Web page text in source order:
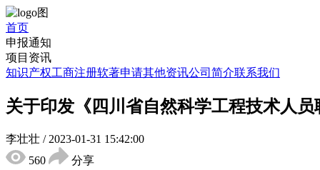
首页
申报通知
项目资讯
知识产权工商注册软著申请其他资讯公司简介联系我们
关于印发《四川省自然科学工程技术人
李壮壮 / 2023-01-31 15:42:00
560
分享